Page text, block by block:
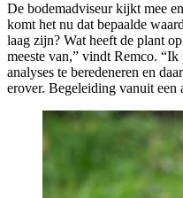
De bodemadviseur kijkt mee
komt het nu dat bepaalde
laag zijn? Wat heeft de plant
meeste van,” vindt Remco. “Ik
analyses te beredeneren en
erover. Begeleiding vanuit een